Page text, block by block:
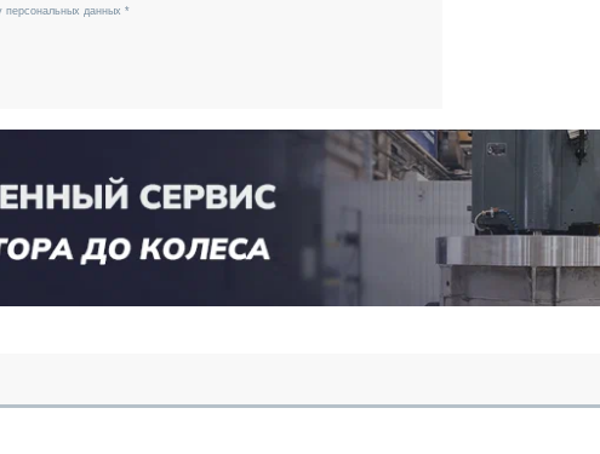
персональных данных *